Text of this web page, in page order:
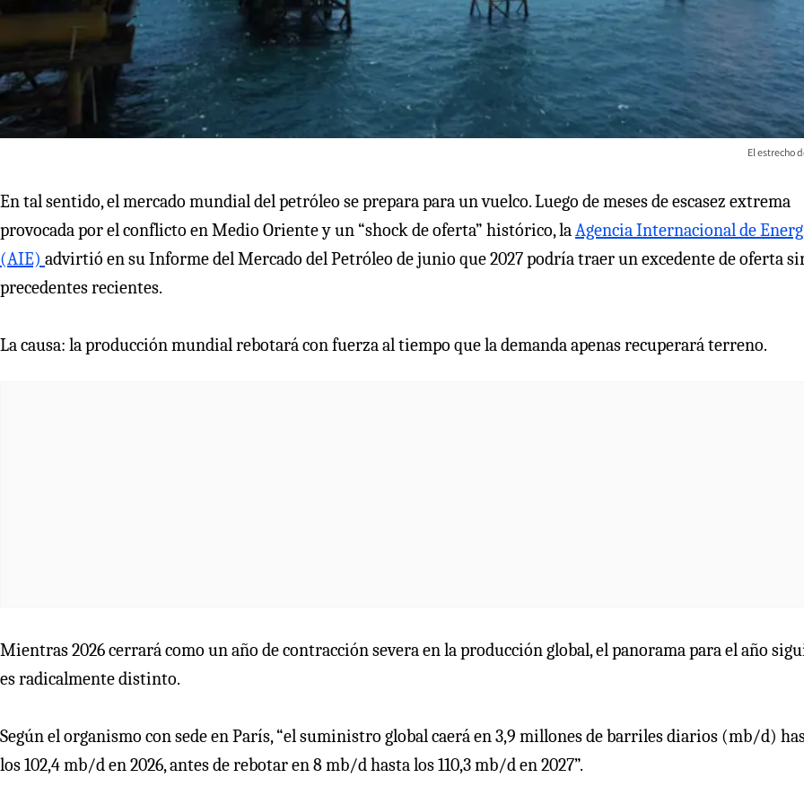
El estrecho
En tal sentido, el mercado mundial del petróleo se prepara para un vuelco. Luego de meses de escasez extrema
provocada por el conflicto en Medio Oriente y un “shock de oferta” histórico, laAgencia Internacional de
(AIE) advirtió en su Informe del Mercado del Petróleo de junio que 2027 podría traer un excedente de oferta
precedentes recientes.
La causa: la producción mundial rebotará con fuerza al tiempo que la demanda apenas recuperará terreno.
Mientras 2026 cerrará como un año de contracción severa en la producción global, el panorama para el año
es radicalmente distinto.
Según el organismo con sede en París, “el suministro global caerá en 3,9 millones de barriles diarios (mb/d)
los 102,4 mb/d en 2026, antes de rebotar en 8 mb/d hasta los 110,3 mb/d en 2027”.